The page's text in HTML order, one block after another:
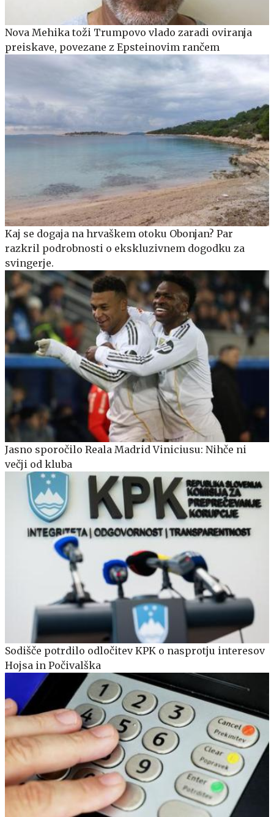
Nova Mehika toži Trumpovo vlado zaradi oviranja
preiskave, povezane z Epsteinovim rančem
Kaj se dogaja na hrvaškem otoku Obonjan? Par
razkril podrobnosti o ekskluzivnem dogodku za
svingerje.
Jasno sporočilo Reala Madrid Viniciusu: Nihče ni
večji od kluba
Sodišče potrdilo odločitev KPK o nasprotju interesov
Hojsa in Počivalška